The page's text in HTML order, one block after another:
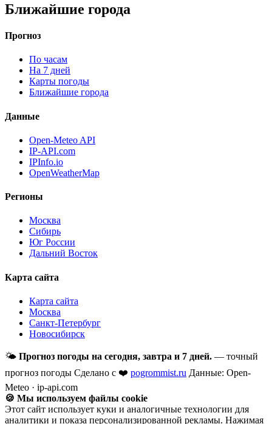
Ближайшие города
Прогноз
По часам
На 7 дней
Карты погоды
Ближайшие города
Данные
Open-Meteo API
IP-API.com
IPInfo.io
OpenWeatherMap
Регионы
Москва
Сибирь
Юг России
Дальний Восток
Карта сайта
Карта сайта
Москва
Санкт-Петербург
Новосибирск
🌤 Прогноз погоды на сегодня, завтра и 7 дней. — точный
прогноз погоды Сделано с ❤️ pogrommist.ru Данные: Open-
Meteo · ip-api.com
🍪 Мы используем файлы cookie
Этот сайт использует куки и аналогичные технологии для
аналитики и показа персонализированной рекламы. Нажимая